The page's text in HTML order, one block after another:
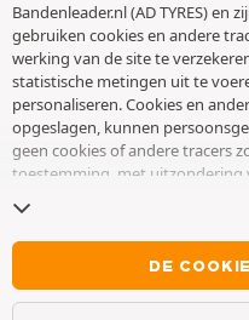
Bandenleader.nl (AD TYRES) en
gebruiken cookies en andere
werking van de site te
statistische metingen uit te
personaliseren. Cookies en
opgeslagen, kunnen
geen cookies of andere tracers
toestemming, met uitzondering
toestemming op elk moment
cookies en andere tracerste
surfen zonder het deponeren
aanvaarden. Weigering
TYRES. Voor meer informatie,
DE